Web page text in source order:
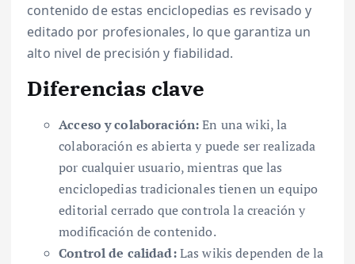
contenido de estas enciclopedias es revisado y
editado por profesionales, lo que garantiza un
alto nivel de precisión y fiabilidad.
Diferencias clave
Acceso y colaboración:En una wiki, la
colaboración es abierta y puede ser realizada
por cualquier usuario, mientras que las
enciclopedias tradicionales tienen un equipo
editorial cerrado que controla la creación y
modificación de contenido.
Control de calidad:Las wikis dependen de la